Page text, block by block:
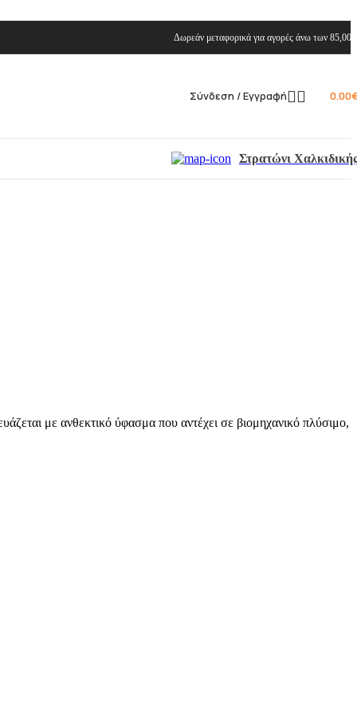
Δωρεάν μεταφορικά για αγορές άνω των 85,00
Σύνδεση / Εγγραφή 0.00
Στρατώνι
με ανθεκτικό ύφασμα που αντέχει σε βιομηχανικό πλύσιμο,